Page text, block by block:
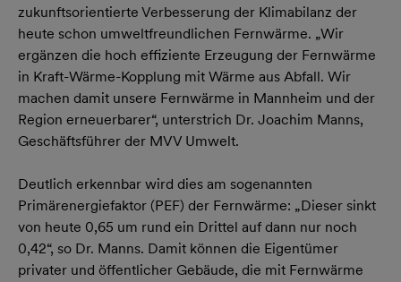
zukunftsorientierte Verbesserung der Klimabilanz der
heute schon umweltfreundlichen Fernwärme. „Wir
ergänzen die hoch effiziente Erzeugung der Fernwärme
in Kraft-Wärme-Kopplung mit Wärme aus Abfall. Wir
machen damit unsere Fernwärme in Mannheim und der
Region erneuerbarer“, unterstrich Dr. Joachim Manns,
Geschäftsführer der MVV Umwelt.
Deutlich erkennbar wird dies am sogenannten
Primärenergiefaktor (PEF) der Fernwärme: „Dieser sinkt
von heute 0,65 um rund ein Drittel auf dann nur noch
0,42“, so Dr. Manns. Damit können die Eigentümer
privater und öffentlicher Gebäude, die mit Fernwärme